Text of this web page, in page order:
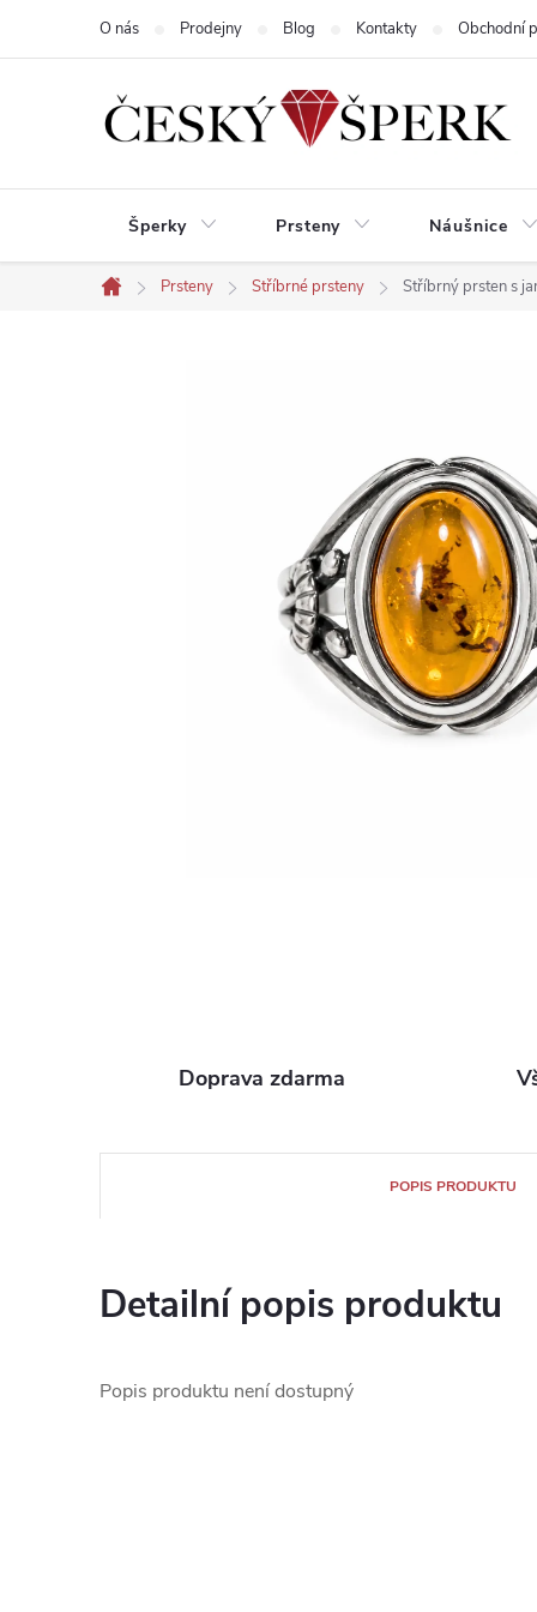
O nás Prodejny Blog Kontakty Obchodní
Šperky Prsteny Náušnice
Domů
Prsteny Stříbrné prsteny Stříbrný prsten s
Doprava zdarma
POPIS PRODUKTU
Detailní popis produktu
Popis produktu není dostupný